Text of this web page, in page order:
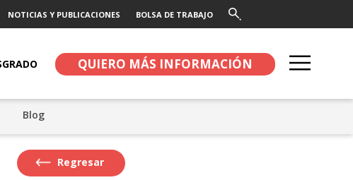
NOTICIAS Y PUBLICACIONES BOLSA DE TRABAJO
QUIERO MÁS INFORMACIÓN
Blog
Regresar